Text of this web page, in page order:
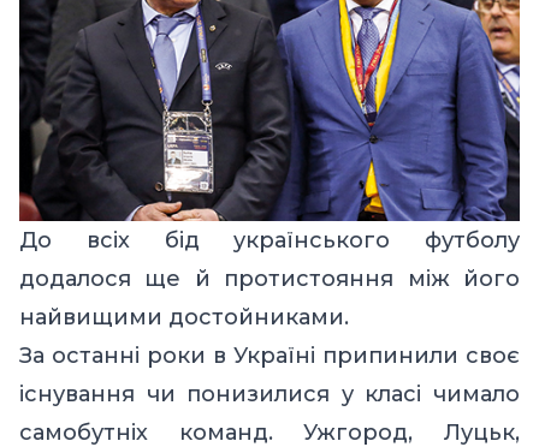
До всіх бід українського футболу
додалося ще й протистояння між його
найвищими достойниками.
За останні роки в Україні припинили своє
існування чи понизилися у класі чимало
самобутніх команд. Ужгород, Луцьк,